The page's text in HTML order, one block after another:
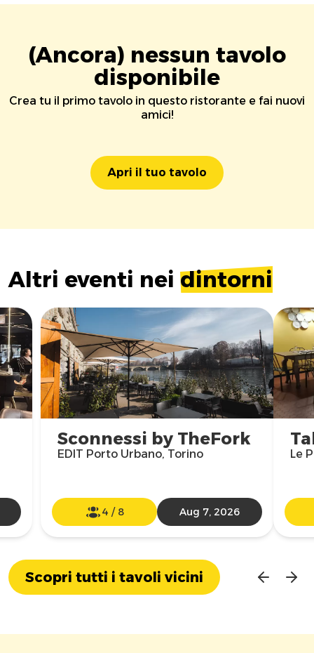
(Ancora) nessun tavolo
disponibile
Crea tu il primo tavolo in questo ristorante e fai nuovi
amici!
Apri il tuo tavolo
Altri eventi nei dintorni
Sconnessi by TheFork
EDIT Porto Urbano, Torino
4 / 8 Aug 7, 2026
Le
Scopri tutti i tavoli vicini